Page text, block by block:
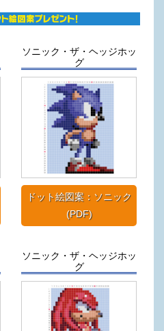
ソニック・ザ・ヘッジホッ
グ
ドット絵図案：ソニック
(PDF)
ソニック・ザ・ヘッジホッ
グ